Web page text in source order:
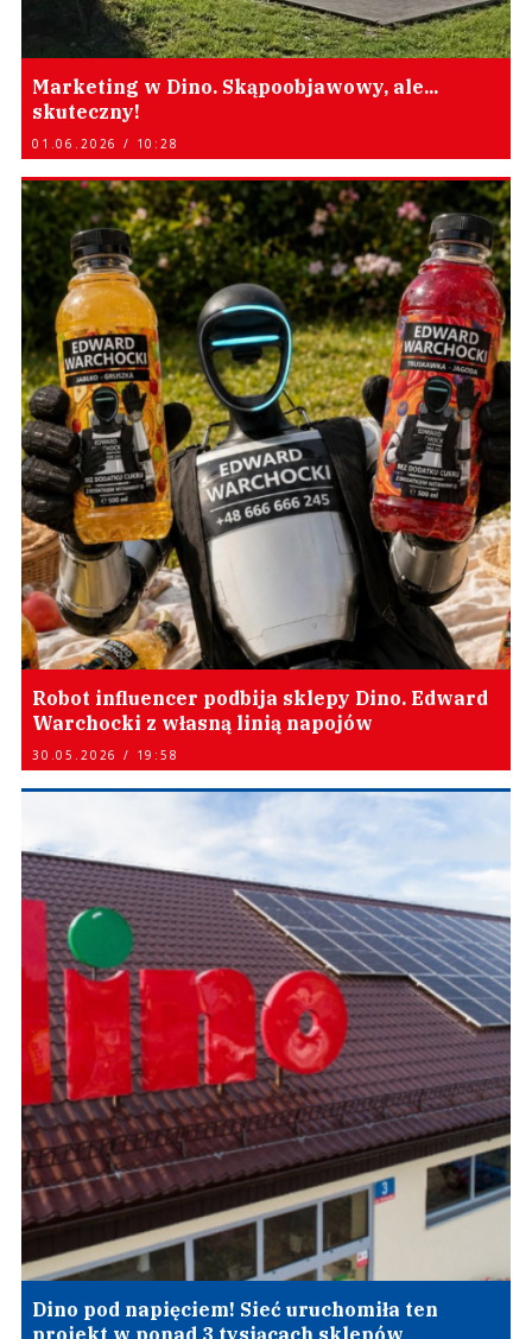
Marketing w Dino. Skąpoobjawowy, ale...
skuteczny!
01.06.2026 / 10:28
Robot influencer podbija sklepy Dino. Edward
Warchocki z własną linią napojów
30.05.2026 / 19:58
Dino pod napięciem! Sieć uruchomiła ten
projekt w ponad 3 tysiącach sklepów